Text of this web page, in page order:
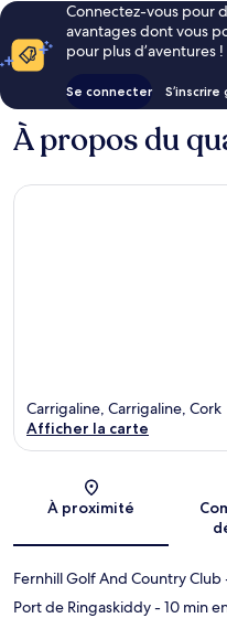
Connectez-vous pour
avantages dont vous
pour plus d’aventures !
Se connecter
À propos du
Carrigaline, Carrigaline, Cork
Afficher la carte
À proximité
Fernhill Golf And Country Club
Port de Ringaskiddy- 10 min